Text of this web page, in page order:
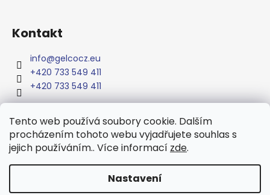
Tento web používá soubory cookie. Dalším
procházením tohoto webu vyjadřujete souhlas s
jejich používáním.. Více informací zde.
Nastavení
Kontakt
info@gelcocz.eu
+420 733 549 411
+420 733 549 411
www.gelcocz.eu